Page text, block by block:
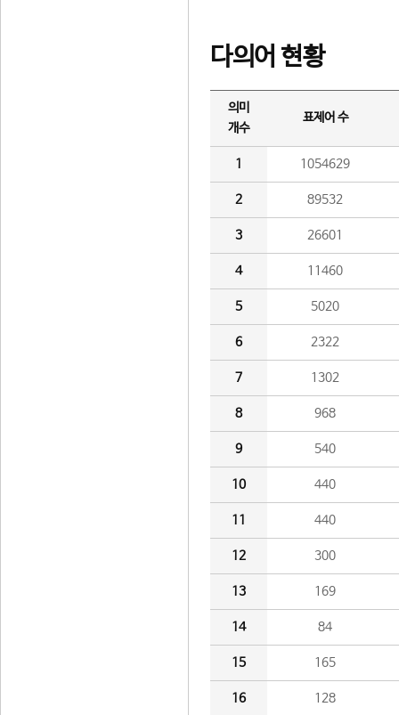
다의어 현황
의미
개수
표제어 수
1 1054629
2 89532
3 26601
4 11460
5 5020
6 2322
7 1302
8 968
9 540
10 440
11 440
12 300
13 169
14 84
15 165
16 128